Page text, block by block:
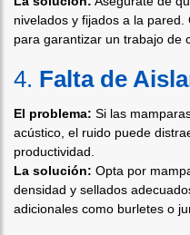
nivelados y fijados a la
para garantizar un trabajo de
4. Falta de
El problema: Si las
acústico, el ruido puede
productividad.
La solución: Opta por
densidad y sellados
adicionales como burletes o